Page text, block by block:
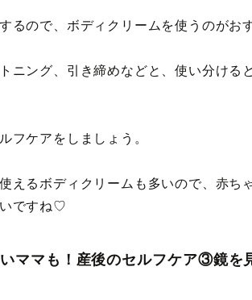
るので、ボディクリームを使うのがお
ニング、引き締めなどと、使い分ける
フケアをしましょう。
えるボディクリームも多いので、赤ち
ですね♡
ママも！産後のセルフケア③鏡を